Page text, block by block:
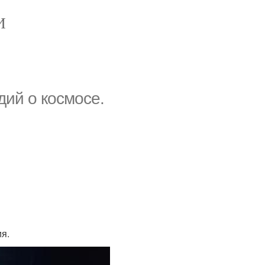
о космосе.